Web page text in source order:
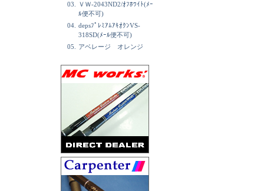
03.
ＶＷ-2043ND2/ｵﾌﾎﾜｲﾄ(ﾒｰ
ﾙ便不可)
04. depsﾌﾟﾚﾐｱﾑｱｷｵｸﾝVS-
318SD(ﾒｰﾙ便不可)
05.
アベレージ オレンジ